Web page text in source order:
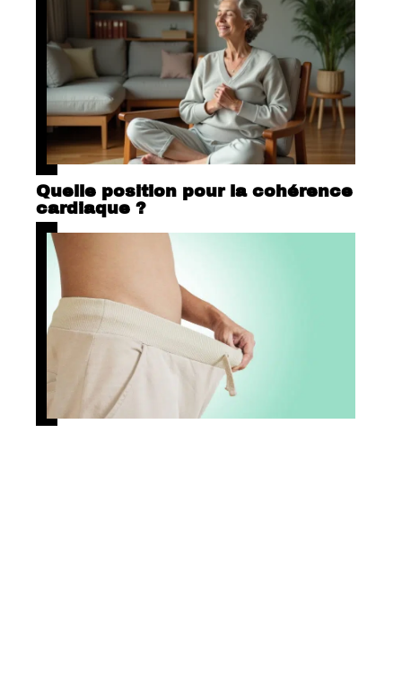
Quelle position pour la cohérence
cardiaque ?